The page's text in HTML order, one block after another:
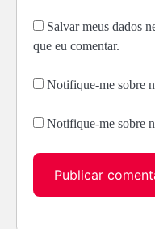
Salvar meus dados
que eu comentar.
Notifique-me sobre
Notifique-me sobre